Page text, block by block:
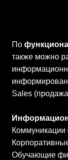
По
также можно
Sales
Коммуникации
Обучающие